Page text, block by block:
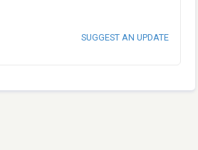
SUGGEST AN UPDATE